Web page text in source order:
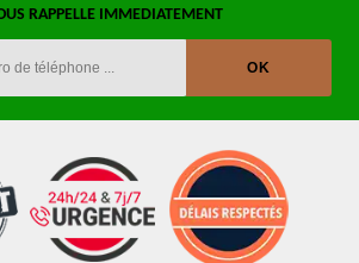
RAPPELLE IMMEDIATEMENT